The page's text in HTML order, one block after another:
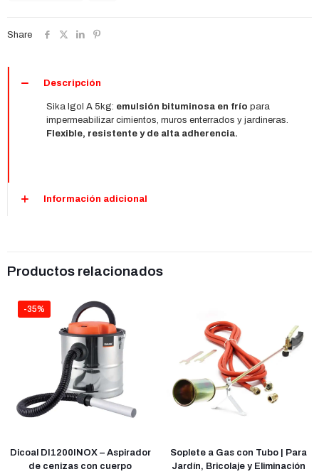
de
Share
Descripción
Sika Igol A 5kg: emulsión bituminosa en frío para
impermeabilizar cimientos, muros enterrados y jardineras.
Flexible, resistente y de alta adherencia.
Información adicional
Productos relacionados
-35%
Dicoal DI1200INOX – Aspirador
de cenizas con cuerpo
Soplete a Gas con Tubo | Para
Jardín, Bricolaje y Eliminación